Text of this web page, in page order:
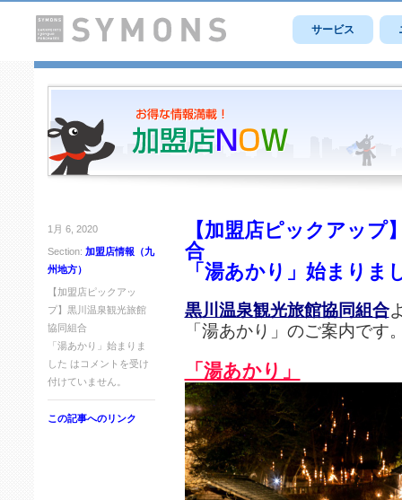
サービス
1月 6, 2020
Section: 加盟店情報（九
州地方）
【加盟店ピックアッ
プ】黒川温泉観光旅館
協同組合
「湯あかり」始まりま
した は コメントを受け
付けていません。
この記事へのリンク
【加盟店ピックアップ
合
「湯あかり」始まりま
黒川温泉観光旅館協同組合
「湯あかり」のご案内です
「湯あかり」